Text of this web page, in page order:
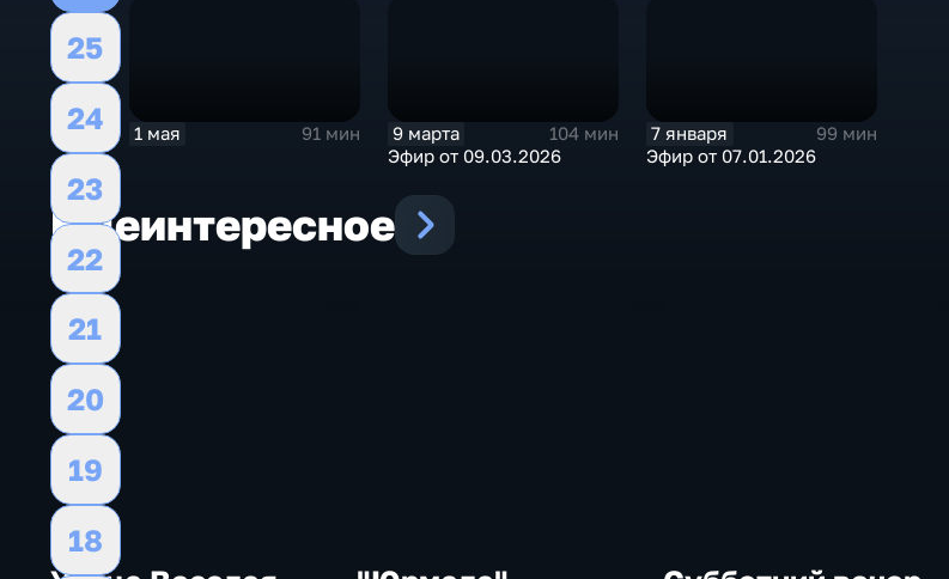
25
24
23
22
21
20
19
18
1 мая 91 мин 9 марта
104 мин
Эфир от 09.03.2026
7 января
99 мин
Эфир от 07.01.2026
Ещеинтересное